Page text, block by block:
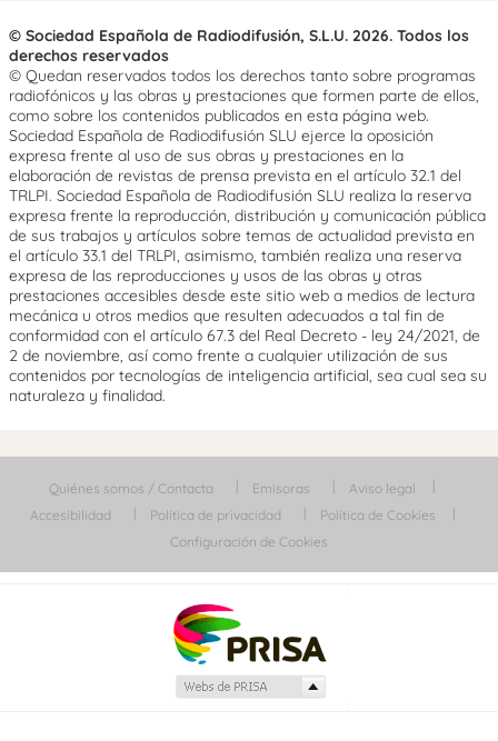
© Sociedad Española de Radiodifusión, S.L.U. 2026. Todos los
derechos reservados
© Quedan reservados todos los derechos tanto sobre programas
radiofónicos y las obras y prestaciones que formen parte de ellos,
como sobre los contenidos publicados en esta página web.
Sociedad Española de Radiodifusión SLU ejerce la oposición
expresa frente al uso de sus obras y prestaciones en la
elaboración de revistas de prensa prevista en el artículo 32.1 del
TRLPI. Sociedad Española de Radiodifusión SLU realiza la reserva
expresa frente la reproducción, distribución y comunicación pública
de sus trabajos y artículos sobre temas de actualidad prevista en
el artículo 33.1 del TRLPI, asimismo, también realiza una reserva
expresa de las reproducciones y usos de las obras y otras
prestaciones accesibles desde este sitio web a medios de lectura
mecánica u otros medios que resulten adecuados a tal fin de
conformidad con el artículo 67.3 del Real Decreto - ley 24/2021, de
2 de noviembre, así como frente a cualquier utilización de sus
contenidos por tecnologías de inteligencia artificial, sea cual sea su
naturaleza y finalidad.
Quiénes somos / Contacta Emisoras
Aviso legal
Accesibilidad
Política de privacidad
Política de Cookies
Configuración de Cookies